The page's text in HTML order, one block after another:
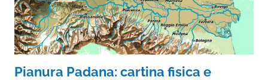
Pianura Padana: cartina fisica e